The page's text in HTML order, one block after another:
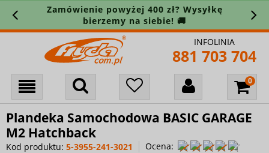
Zamówienie powyżej 400 zł? Wysyłkę
bierzemy na siebie! 🚚
INFOLINIA
881 703 704
Plandeka Samochodowa BASIC GARAGE
M2 Hatchback
Kod produktu: 5-3955-241-3021
Ocena: